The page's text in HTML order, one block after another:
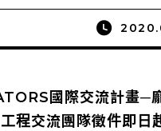
國際交流計畫─
程交流團隊徵件即日